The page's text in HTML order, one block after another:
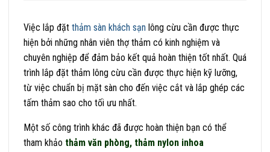
Việc lắp đặt thảm sàn khách sạn lông cừu cần được thực
hiện bởi những nhân viên thợ thảm có kinh nghiệm và
chuyên nghiệp để đảm bảo kết quả hoàn thiện tốt nhất. Quá
trình lắp đặt thảm lông cừu cần được thực hiện kỹ lưỡng,
từ việc chuẩn bị mặt sàn cho đến việc cắt và lắp ghép các
tấm thảm sao cho tối ưu nhất.
Một số công trình khác đã được hoàn thiện bạn có thể
tham khảo thảm văn phòng, thảm nylon inhoa